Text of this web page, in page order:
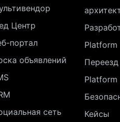
Центр
портал
объявлений
сеть
Platform
Platform
Кейсы